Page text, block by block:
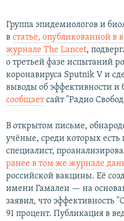
Все сайты РСЕ/РС
Группа эпидемиологов и
в статье, опубликованной
журнале The Lancet,
о третьей фазе испытаний
коронавируса Sputnik V и
выводы об эффективности и
сообщаетсайт "Радио
В открытом письме,
учёные, среди которых есть
специалист,
ранее в том же журнале
российской вакцины. Её
имени Гамалеи — на
заявил, что эффективность
91 процент. Публикация в